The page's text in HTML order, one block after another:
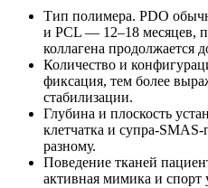
Тип полимера. PDO
и PCL — 12–18 месяцев,
коллагена продолжается
Количество и
фиксация, тем более
стабилизации.
Глубина и плоскость
клетчатка и супра-
разному.
Поведение тканей
активная мимика и спорт